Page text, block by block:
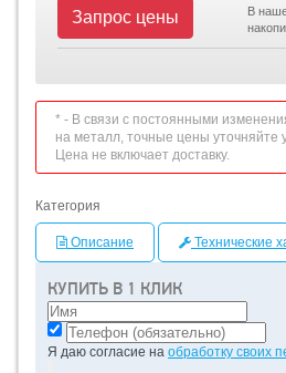
КУПИТЬ В 1 КЛИК
Я даю согласие на обработку своих
Запрос цены
В
* - В связи с постоянными
на металл, точные цены уточняйте
Цена не включает доставку.
Категория
Описание Технические